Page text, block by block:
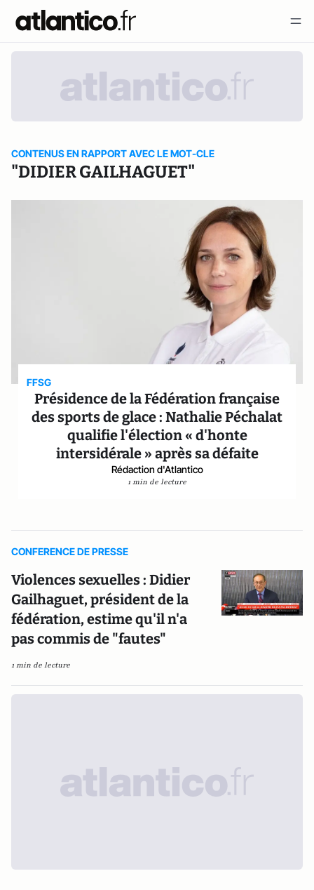
CONTENUS EN RAPPORT AVEC LE MOT-CLE
"DIDIER GAILHAGUET"
FFSG
Présidence de la Fédération française
des sports de glace : Nathalie Péchalat
qualifie l'élection « d'honte
intersidérale » après sa défaite
Rédaction d'Atlantico
1 min de lecture
CONFERENCE DE PRESSE
Violences sexuelles : Didier
Gailhaguet, président de la
fédération, estime qu'il n'a
pas commis de "fautes"
1 min de lecture